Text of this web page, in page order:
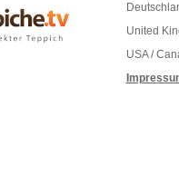
United
USA /